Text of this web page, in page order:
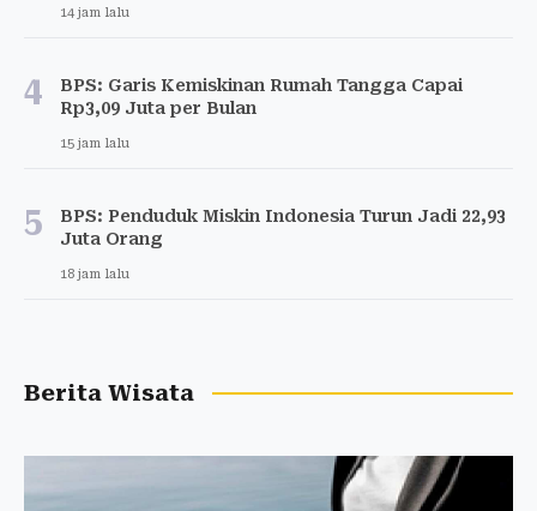
14 jam lalu
4
BPS: Garis Kemiskinan Rumah Tangga Capai
Rp3,09 Juta per Bulan
15 jam lalu
5
BPS: Penduduk Miskin Indonesia Turun Jadi 22,93
Juta Orang
18 jam lalu
Berita Wisata